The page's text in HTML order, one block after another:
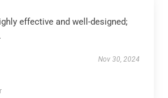
effective and well-designed;
Nov 30, 2024